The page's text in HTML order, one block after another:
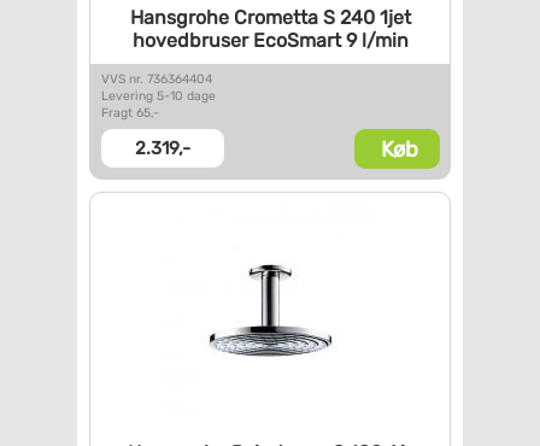
Hansgrohe Crometta S 240 1jet
hovedbruser EcoSmart 9 l/min
VVS nr. 736364404
Levering 5-10 dage
Fragt 65,-
2.319,- Køb